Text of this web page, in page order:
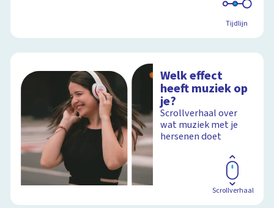
Tijdlijn
Welk effect
heeft muziek op
je?
Scrollverhaal over
wat muziek met je
hersenen doet
Scrollverhaal